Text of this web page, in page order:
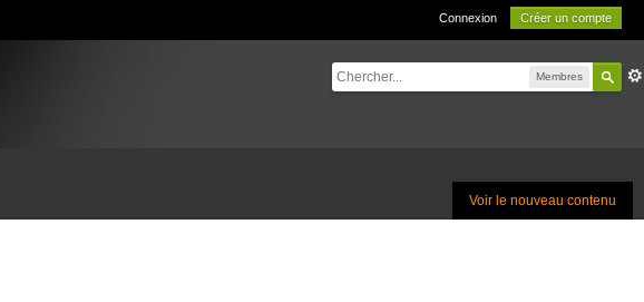
Connexion Créer un compte
Membres
Voir le nouveau contenu